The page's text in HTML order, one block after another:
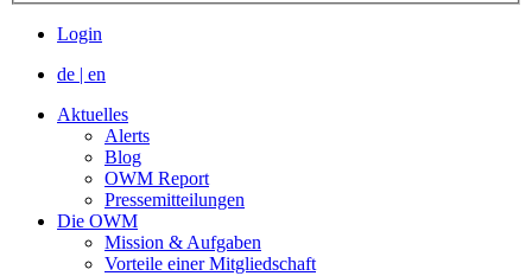
Login
de | en
Aktuelles
Alerts
Blog
OWM Report
Pressemitteilungen
Die OWM
Mission & Aufgaben
Vorteile einer Mitgliedschaft